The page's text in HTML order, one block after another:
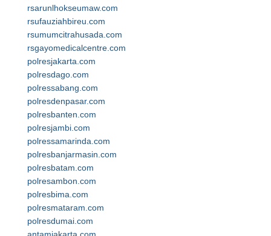
rsarunlhokseumaw.com
rsufauziahbireu.com
rsumumcitrahusada.com
rsgayomedicalcentre.com
polresjakarta.com
polresdago.com
polressabang.com
polresdenpasar.com
polresbanten.com
polresjambi.com
polressamarinda.com
polresbanjarmasin.com
polresbatam.com
polresambon.com
polresbima.com
polresmataram.com
polresdumai.com